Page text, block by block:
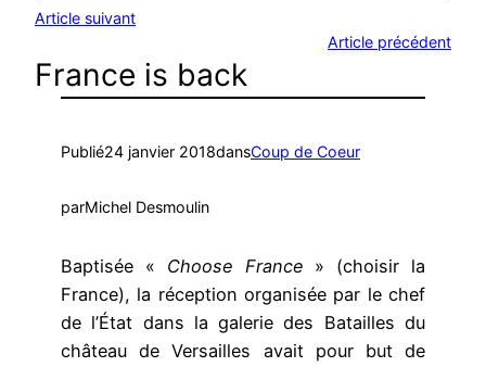
Article suivant
Article précédent
France is back
Publié24 janvier 2018dansCoup de Coeur
parMichel Desmoulin
Baptisée « Choose France » (choisir la
France), la réception organisée par le chef
de l’État dans la galerie des Batailles du
château de Versailles avait pour but de